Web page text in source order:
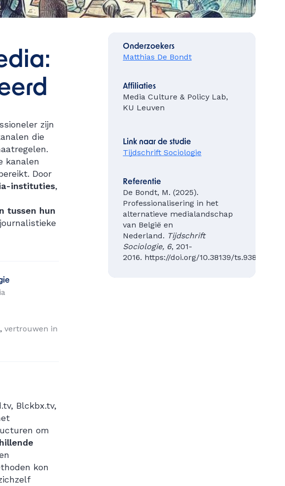
zijn
die
kanalen
Door
instituties,
tussen hun
vertrouwen in
Blckbx.tv,
om
kon
Onderzoekers
Matthias De Bondt
Affiliaties
Media Culture & Policy Lab,
KU Leuven
Link naar de studie
Tijdschrift Sociologie
Referentie
De Bondt, M. (2025).
Professionalisering in het
alternatieve medialandschap
van België en
Nederland. Tijdschrift
Sociologie, 6, 201-
2016. https://doi.org/10.38139/ts.93847